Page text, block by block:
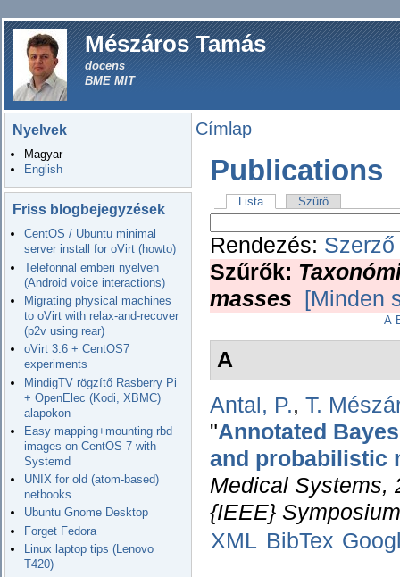
Mészáros Tamás
docens
BME MIT
Nyelvek
Magyar
English
Friss blogbejegyzések
CentOS / Ubuntu minimal
server install for oVirt (howto)
Telefonnal emberi nyelven
(Android voice interactions)
Migrating physical machines
to oVirt with relax-and-recover
(p2v using rear)
oVirt 3.6 + CentOS7
experiments
MindigTV rögzítő Rasberry Pi
+ OpenElec (Kodi, XBMC)
alapokon
Easy mapping+mounting rbd
images on CentOS 7 with
Systemd
UNIX for old (atom-based)
netbooks
Ubuntu Gnome Desktop
Forget Fedora
Linux laptop tips (Lenovo
T420)
Címlap
Publications
Lista Szűrő
Rendezés: Szerző
Szűrők:
masses
[Minden
A
A
Antal, P., T.
"Annotated
and probabilistic
Medical Systems,
{IEEE}
XML BibTex